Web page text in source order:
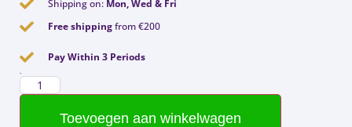
Shipping on: Mon, Wed & Fri
Free shippingfrom €200
Pay Within 3 Periods
Toevoegen aan winkelwagen